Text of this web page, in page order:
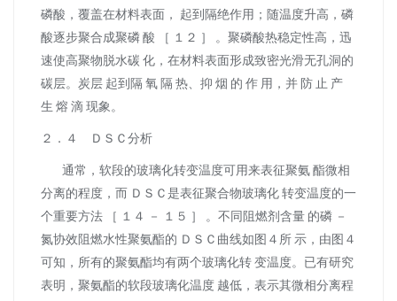
磷酸，覆盖在材料表面， 起到隔绝作用；随温度升高，磷
酸逐步聚合成聚磷 酸 ［ １２ ］ 。聚磷酸热稳定性高，迅
速使高聚物脱水碳 化，在材料表面形成致密光滑无孔洞的
碳层。炭层 起到隔 氧 隔 热、抑 烟 的 作 用，并 防 止 产
生 熔 滴 现象。
２．４ ＤＳＣ分析
通常，软段的玻璃化转变温度可用来表征聚氨 酯微相
分离的程度，而 ＤＳＣ是表征聚合物玻璃化 转变温度的一
个重要方法 ［ １４ － １５ ］ 。不同阻燃剂含量 的磷 －
氮协效阻燃水性聚氨酯的 ＤＳＣ曲线如图４所 示，由图４
可知，所有的聚氨酯均有两个玻璃化转 变温度。已有研究
表明，聚氨酯的软段玻璃化温度 越低，表示其微相分离程